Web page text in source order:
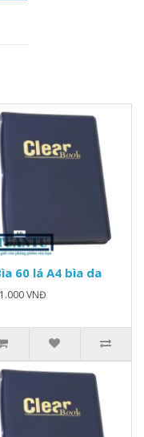
60 lá A4 bìa da
VNĐ